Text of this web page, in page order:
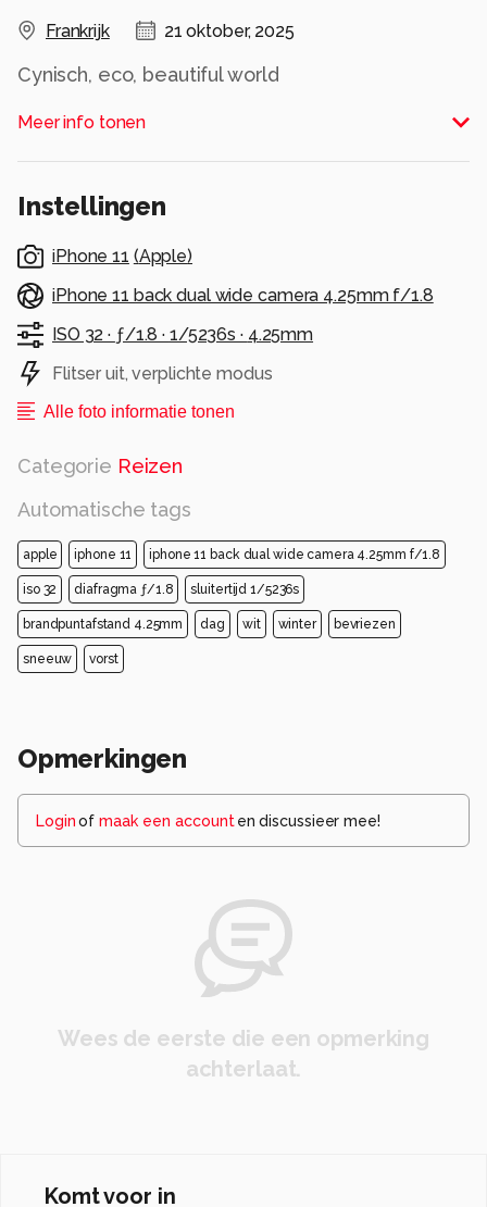
Frankrijk 21 oktober, 2025
Cynisch, eco, beautiful world
Alle rechten voorbehouden
Meer info tonen
Instellingen
iPhone 11 (Apple)
iPhone 11 back dual wide camera 4.25mm f/1.8
ISO 32 · ƒ/1.8 · 1/5236s · 4.25mm
Flitser uit, verplichte modus
Alle foto informatie tonen
Categorie Reizen
Automatische tags
apple iphone 11 iphone 11 back dual wide camera 4.25mm f/1.8
iso 32 diafragma ƒ/1.8 sluitertijd 1/5236s
brandpuntafstand 4.25mm dag wit winter bevriezen
sneeuw vorst
Opmerkingen
Loginof maak een account en discussieer mee!
Wees de eerste die een opmerking
achterlaat.
Komt voor in